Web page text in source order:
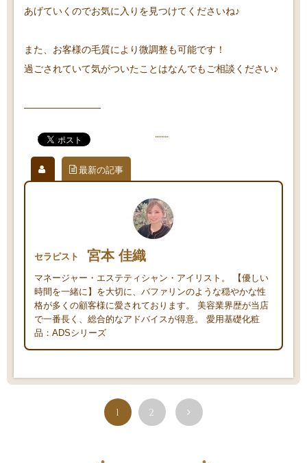
あげていくのでお気に入りを見つけてくださいね♪
また、お客様の毛質により微調整も可能です！
過ごされていて気がついたことはなんでもご相談ください♪
————————
最新の記事
セラピスト 宮本 佳織
マネージャー・エステティシャン・アイリスト。 【優しい
時間を一緒に】を大切に、バファリンのような穏やかな性
格が多くの顧客様に愛されております。 美容業界歴が当店
で一番長く、総合的なアドバイスが得意。 愛用基礎化粧
品：ADSシリーズ
1 2